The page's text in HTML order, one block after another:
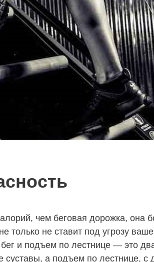
чем беговая дорожка, она
только не ставит под угрозу
и подъем по лестнице — это
а подъем по лестнице, с